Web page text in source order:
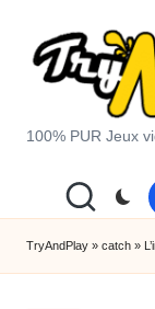
T
y
A
100% PUR Jeux
TryAndPlay » catch »